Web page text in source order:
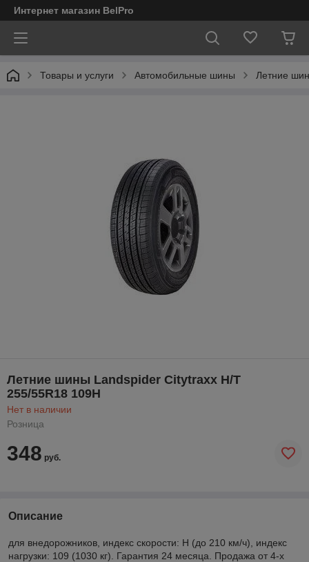
Интернет магазин BelPro
Товары и услуги Автомобильные шины Летние
Летние шины Landspider Citytraxx H/T
255/55R18 109H
Нет в наличии
Розница
348 руб.
Описание
для внедорожников, индекс скорости: H (до 210 км/ч), индекс
нагрузки: 109 (1030 кг). Гарантия 24 месяца. Продажа от 4-х